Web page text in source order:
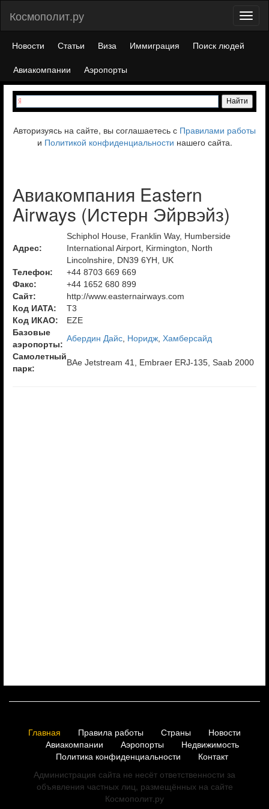
Космополит.ру
Новости Статьи Виза Иммиграция
Поиск людей
Авиакомпании
Аэропорты
Авторизуясь на сайте, вы соглашаетесь с Правилами работы
и Политикой конфиденциальности нашего сайта.
Авиакомпания Eastern
Airways (Истерн Эйрвэйз)
Адрес:
Schiphol House, Franklin Way, Humberside
International Airport, Kirmington, North
Lincolnshire, DN39 6YH, UK
Телефон:
+44 8703 669 669
Факс:
+44 1652 680 899
Сайт:
http://www.easternairways.com
Код ИАТА:
T3
Код ИКАО:
EZE
Базовые
аэропорты:
Абердин Дайс Норидж Хамберсайд
Самолетный
парк:
BAe Jetstream 41, Embraer ERJ-135, Saab 2000
Главная Правила работы Страны
Новости
Авиакомпании
Аэропорты
Недвижимость
Политика конфиденциальности
Контакт
Администрация сайта не несёт ответственности за
объявления частных лиц, размещённых на сайте
Космополит.ру